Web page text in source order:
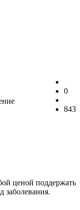
0
843
ценой поддержать
заболевания.